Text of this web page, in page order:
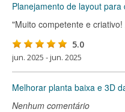
Planejamento de layout
"Muito competente e
5.0
jun. 2025 - jun. 2025
Melhorar planta baixa e 3D
Nenhum comentário